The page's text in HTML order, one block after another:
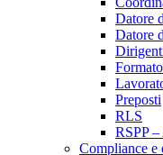
Datore
Datore
Preposti
RLS
RSPP
Compliance e